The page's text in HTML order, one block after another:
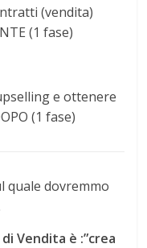
(vendita)
fase)
e ottenere
(1 fase)
quale dovremmo
Vendita è :”crea